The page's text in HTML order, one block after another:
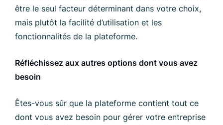
être le seul facteur déterminant dans votre choix,
mais plutôt la facilité d’utilisation et les
fonctionnalités de la plateforme.
Réfléchissez aux autres options dont vous avez
besoin
Êtes-vous sûr que la plateforme contient tout ce
dont vous avez besoin pour gérer votre entreprise